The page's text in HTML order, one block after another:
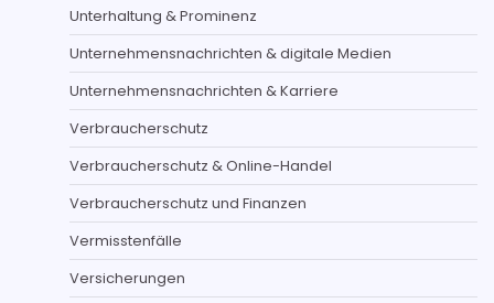
Unterhaltung & Prominenz
Unternehmensnachrichten & digitale Medien
Unternehmensnachrichten & Karriere
Verbraucherschutz
Verbraucherschutz & Online-Handel
Verbraucherschutz und Finanzen
Vermisstenfälle
Versicherungen